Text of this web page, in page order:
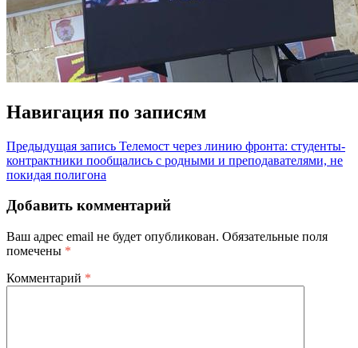
Навигация по записям
Предыдущая запись Телемост через линию фронта: студенты-
контрактники пообщались с родными и преподавателями, не
покидая полигона
Добавить комментарий
Ваш адрес email не будет опубликован. Обязательные поля
помечены *
Комментарий *